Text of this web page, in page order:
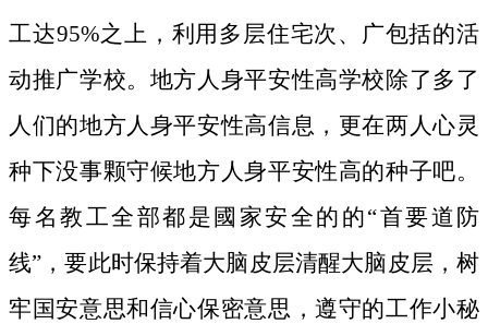
工达95%之上，利用多层住宅次、广包括的活
动推广学校。地方人身平安性高学校除了多了
人们的地方人身平安性高信息，更在两人心灵
种下没事颗守候地方人身平安性高的种子吧。
每名教工全部都是國家安全的的“首要道防
线”，要此时保持着大脑皮层清醒大脑皮层，树
牢国安意思和信心保密意思，遵守的工作小秘